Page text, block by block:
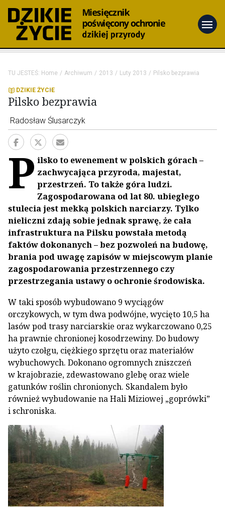
menu
TU JESTEŚ: Home Archiwum 2013 Luty 2013 Pilsko bezprawia
DZIKIE ŻYCIE
Pilsko bezprawia
Radosław Ślusarczyk
P ilsko to ewenement w polskich górach –
zachwycająca przyroda, majestat,
przestrzeń. To także góra ludzi.
Zagospodarowana od lat 80. ubiegłego
stulecia jest mekką polskich narciarzy. Tylko
nieliczni zdają sobie jednak sprawę, że cała
infrastruktura na Pilsku powstała metodą
faktów dokonanych – bez pozwoleń na budowę,
brania pod uwagę zapisów w miejscowym planie
zagospodarowania przestrzennego czy
przestrzegania ustawy o ochronie środowiska.
W taki sposób wybudowano 9 wyciągów
orczykowych, w tym dwa podwójne, wycięto 10,5 ha
lasów pod trasy narciarskie oraz wykarczowano 0,25
ha prawnie chronionej kosodrzewiny. Do budowy
użyto czołgu, ciężkiego sprzętu oraz materiałów
wybuchowych. Dokonano ogromnych zniszczeń
w krajobrazie, zdewastowano glebę oraz wiele
gatunków roślin chronionych. Skandalem było
również wybudowanie na Hali Miziowej „goprówki”
i schroniska.